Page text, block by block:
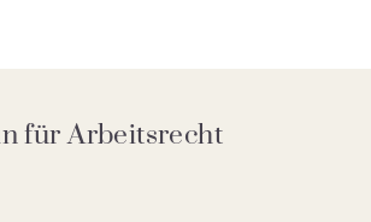
für Arbeitsrecht